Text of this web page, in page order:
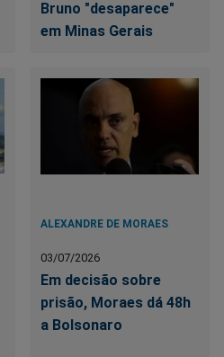
Bruno "desaparece"
em Minas Gerais
ALEXANDRE DE MORAES
03/07/2026
Em decisão sobre
prisão, Moraes dá 48h
a Bolsonaro